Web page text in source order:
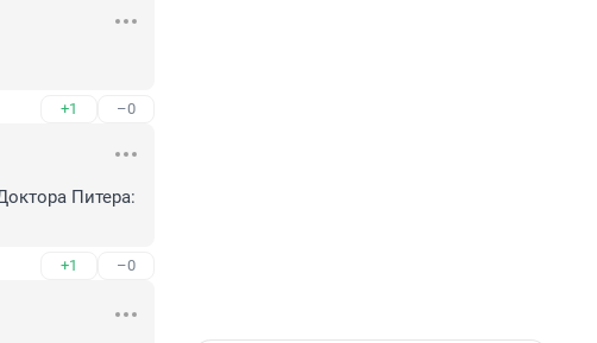
+1 –0
Питера:
+1 –0